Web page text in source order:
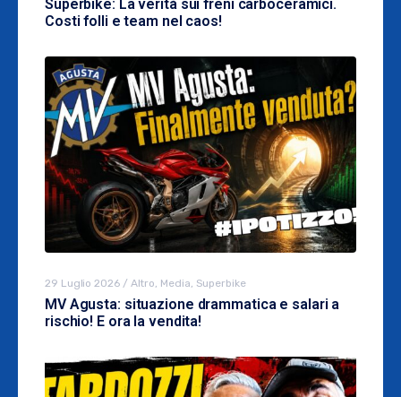
Superbike: La verità sui freni carboceramici.
Costi folli e team nel caos!
29 Luglio 2026 / Altro, Media, Superbike
MV Agusta: situazione drammatica e salari a
rischio! E ora la vendita!